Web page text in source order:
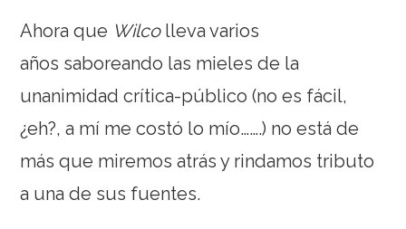
Ahora que Wilcolleva varios
años saboreando las mieles de la
unanimidad crítica-público (no es fácil,
¿eh?, a mí me costó lo mío…….) no está de
más que miremos atrás y rindamos tributo
a una de sus fuentes.